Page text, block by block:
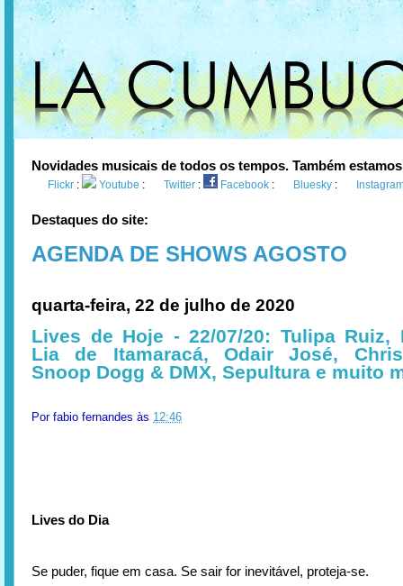
Novidades musicais de todos os tempos. Também
Flickr : Youtube : Twitter : Facebook : Bluesky :
Destaques do site:
AGENDA DE SHOWS AGOSTO
quarta-feira, 22 de julho de 2020
Lives de Hoje - 22/07/20: Tulipa Ruiz,
Lia de Itamaracá, Odair José,
Snoop Dogg & DMX, Sepultura e muito
Por fabio fernandes às 12:46
Lives do Dia
Se puder, fique em casa. Se sair for inevitável, proteja-se.